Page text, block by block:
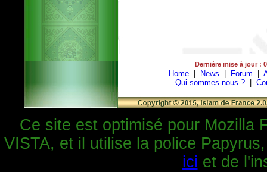
Dernière mise à jour :
Home| News Forum
Qui sommes-nous ?
Ce site est optimisé pour Mozilla
VISTA, et il utilise la police
ici et de